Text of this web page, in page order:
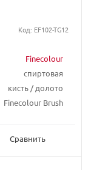
Finecolour
спиртовая
кисть / долото
Finecolour Brush
Сравнить
Код: EF102-TG12